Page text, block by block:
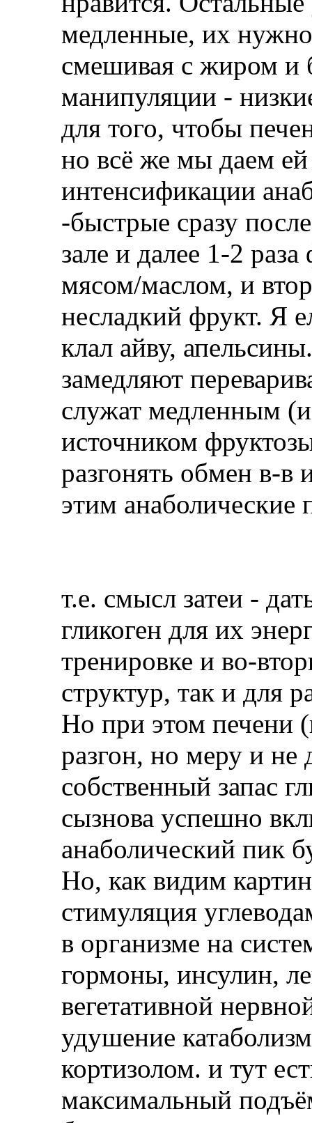
медленные, их
смешивая с жиром и
манипуляции -
для того, чтобы
но всё же мы даем ей
интенсификации
-быстрые сразу
зале и далее 1-2
мясом/маслом, и
несладкий фрукт. Я
клал айву,
замедляют
служат медленным
источником
разгонять обмен в-
этим анаболические
т.е. смысл затеи -
гликоген для их
тренировке и во-
структур, так и для
Но при этом печени
разгон, но меру и не
собственный запас
сызнова успешно
анаболический пик
Но, как видим
стимуляция
в организме на
гормоны, инсулин,
вегетативной
удушение
кортизолом. и тут
максимальный